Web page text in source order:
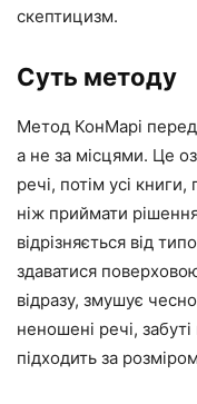
скептицизм.
Суть методу
Метод КонМарі
а не за місцями. Це
речі, потім усі
ніж приймати
відрізняється від
здаватися
відразу, змушує
неношені речі,
підходить за